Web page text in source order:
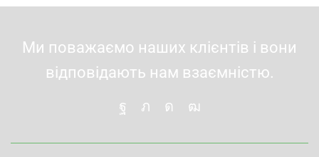
Ми поважаємо наших клієнтів і вони
відповідають нам взаємністю.